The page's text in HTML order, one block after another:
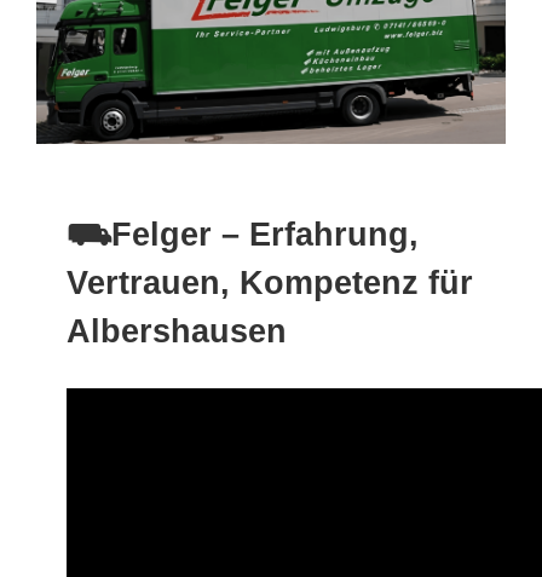
⛟Felger – Erfahrung,
Vertrauen, Kompetenz für
Albershausen